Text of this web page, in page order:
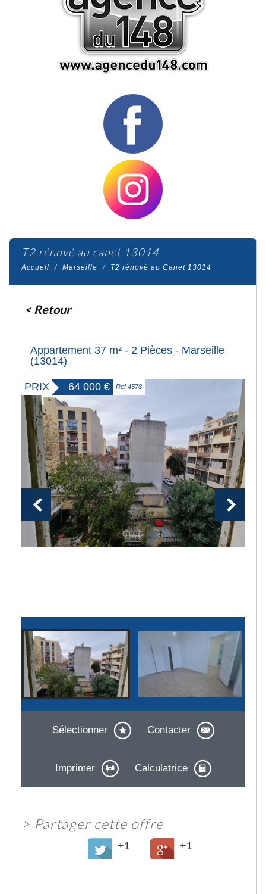
t2 rénové au canet 13014
Accueil Marseille T2 rénové au Canet 13014
< Retour
Appartement 37 m² - 2 Pièces - Marseille
(13014)
PRIX 64 000 € Ref 4578
Sélectionner Contacter
Imprimer Calculatrice
> Partager cette offre
+1 +1